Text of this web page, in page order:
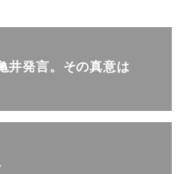
井発言。その真意は